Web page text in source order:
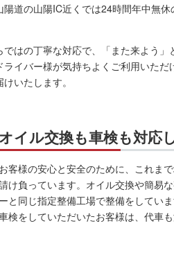
道の山陽IC近くでは24時間年中無休
はの丁寧な対応で、「また来よう」
イバー様が気持ちよくご利用いただ
いたします。
オイル交換も車検も対応
お客様の安心と安全のために、これま
け負っています。オイル交換や簡易
ーと同じ指定整備工場で整備をしてい
検をしていただいたお客様は、代車